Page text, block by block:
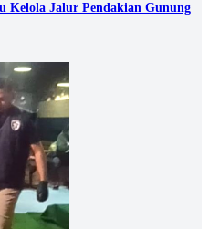
Kelola Jalur Pendakian Gunung